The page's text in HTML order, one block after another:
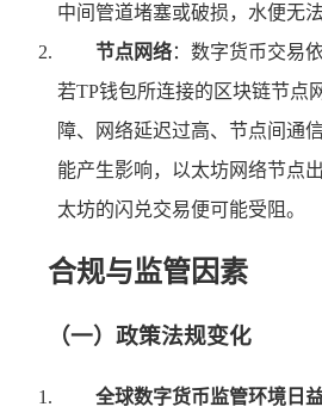
中间管道堵塞或破损，水便无
节点网络：数字货币交易
若TP钱包所连接的区块链节点
障、网络延迟过高、节点间通
能产生影响，以太坊网络节点
太坊的闪兑交易便可能受阻。
合规与监管因素
（一）政策法规变化
全球数字货币监管环境日